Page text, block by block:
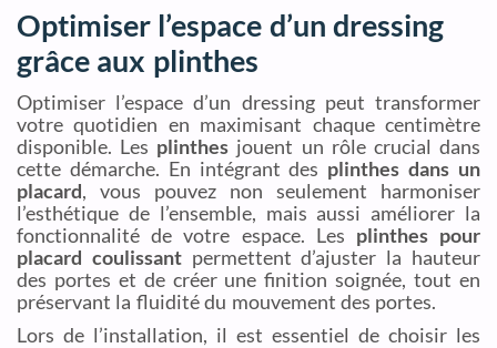
Optimiser l’espace d’un dressing
grâce aux plinthes
Optimiser l’espace d’un dressing peut transformer
votre quotidien en maximisant chaque centimètre
disponible. Les plinthes jouent un rôle crucial dans
cette démarche. En intégrant des plinthes dans un
placard, vous pouvez non seulement harmoniser
l’esthétique de l’ensemble, mais aussi améliorer la
fonctionnalité de votre espace. Les plinthes pour
placard coulissantpermettent d’ajuster la hauteur
des portes et de créer une finition soignée, tout en
préservant la fluidité du mouvement des portes.
Lors de l’installation, il est essentiel de choisir les